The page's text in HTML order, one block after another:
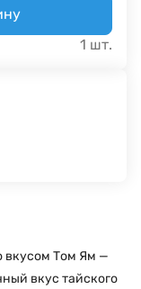
1 шт.
вкусом Том Ям —
вкус тайского